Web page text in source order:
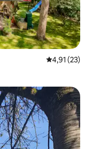
Gemiddelde
4,91 (23)